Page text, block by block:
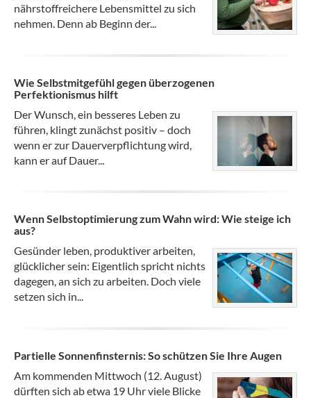
nährstoffreichere Lebensmittel zu sich
nehmen. Denn ab Beginn der...
Wie Selbstmitgefühl gegen überzogenen
Perfektionismus hilft
Der Wunsch, ein besseres Leben zu
führen, klingt zunächst positiv – doch
wenn er zur Dauerverpflichtung wird,
kann er auf Dauer...
Wenn Selbstoptimierung zum Wahn wird: Wie steige ich
aus?
Gesünder leben, produktiver arbeiten,
glücklicher sein: Eigentlich spricht nichts
dagegen, an sich zu arbeiten. Doch viele
setzen sich in...
Partielle Sonnenfinsternis: So schützen Sie Ihre Augen
Am kommenden Mittwoch (12. August)
dürften sich ab etwa 19 Uhr viele Blicke